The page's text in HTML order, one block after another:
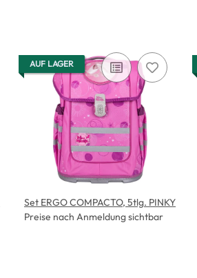
AUF LAGER
Set ERGO COMPACTO, 5tlg. PINKY
Preise nach Anmeldung sichtbar